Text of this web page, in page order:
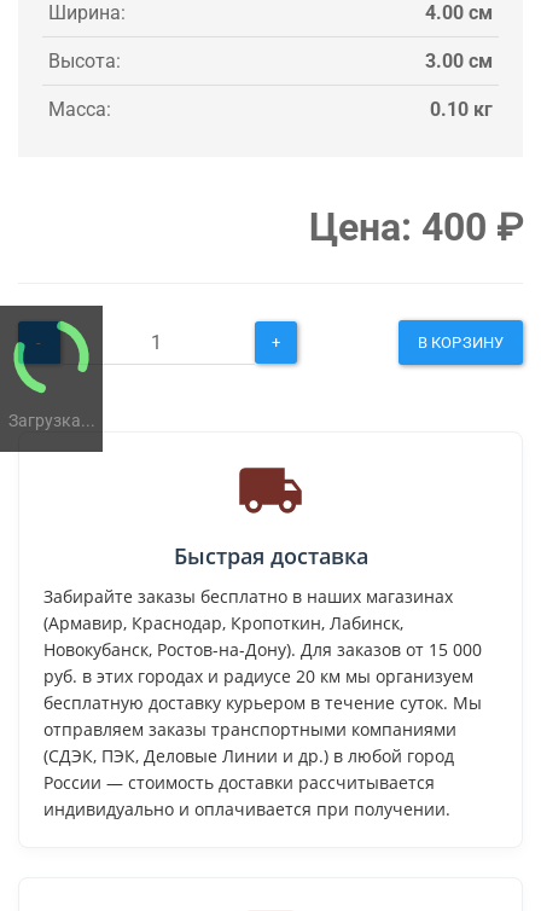
Загрузка...
Ширина: 4.00 см
Высота: 3.00 см
Масса: 0.10 кг
Цена: 400 ₽
- + В КОРЗИНУ
Быстрая доставка
Забирайте заказы бесплатно в наших магазинах
(Армавир, Краснодар, Кропоткин, Лабинск,
Новокубанск, Ростов-на-Дону). Для заказов от 15 000
руб. в этих городах и радиусе 20 км мы организуем
бесплатную доставку курьером в течение суток. Мы
отправляем заказы транспортными компаниями
(СДЭК, ПЭК, Деловые Линии и др.) в любой город
России — стоимость доставки рассчитывается
индивидуально и оплачивается при получении.